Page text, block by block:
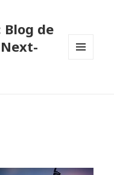
Blog de